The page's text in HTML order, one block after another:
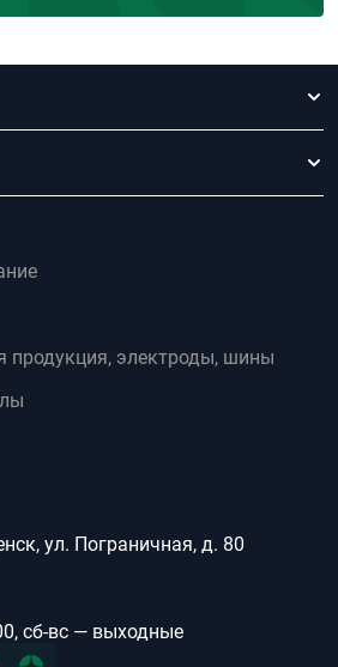
продукция, электроды, шины
ул. Пограничная, д. 80
сб-вс — выходные